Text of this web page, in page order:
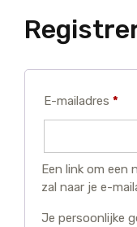
E-mailadres *
Een link om een
zal naar je e-
Je persoonlijke